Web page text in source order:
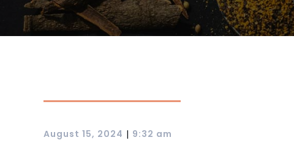
August 15, 2024 | 9:32 am